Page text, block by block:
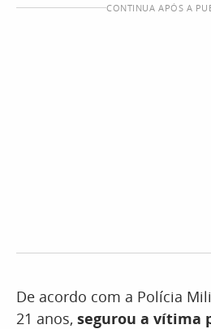
CONTINUA APÓS A
De acordo com a Polícia
21 anos, segurou a vítima